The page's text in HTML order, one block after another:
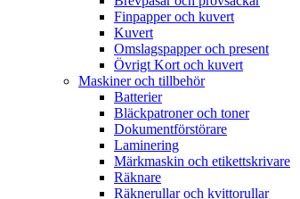
Finpapper och kuvert
Kuvert
Omslagspapper och present
Övrigt Kort och kuvert
Maskiner och tillbehör
Batterier
Bläckpatroner och toner
Dokumentförstörare
Laminering
Märkmaskin och etikettskrivare
Räknare
Räknerullar och kvittorullar